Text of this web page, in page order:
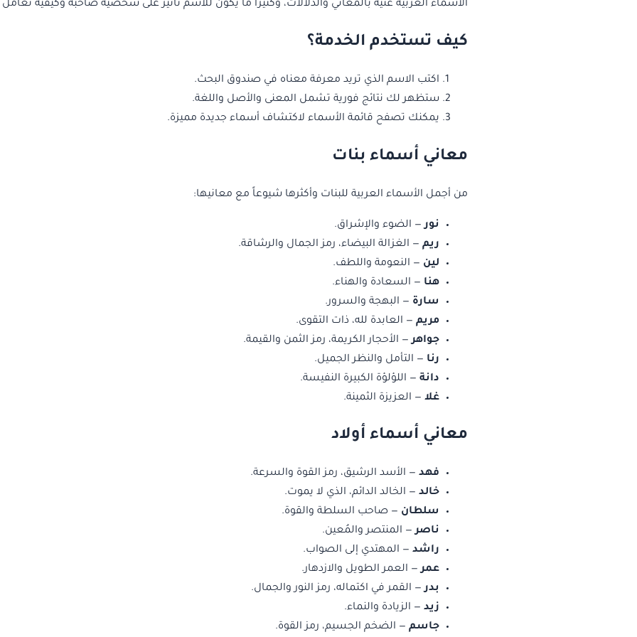
الأسماء العربية غنية بالمعاني والدلالات، وكثيراً ما يكون للاسم تأثير على شخصية صاحبه وكيفية
كيف تستخدم الخدمة؟
اكتب الاسم الذي تريد معرفة معناه في صندوق البحث.
ستظهر لك نتائج فورية تشمل المعنى والأصل واللغة.
يمكنك تصفح قائمة الأسماء لاكتشاف أسماء جديدة مميزة.
معاني أسماء بنات
من أجمل الأسماء العربية للبنات وأكثرها شيوعاً مع معانيها:
نور— الضوء والإشراق.
ريم — الغزالة البيضاء، رمز الجمال والرشاقة.
لين — النعومة واللطف.
هنا — السعادة والهناء.
سارة — البهجة والسرور.
مريم — العابدة لله، ذات التقوى.
جواهر— الأحجار الكريمة، رمز الثمن والقيمة.
رنا — التأمل والنظر الجميل.
دانة — اللؤلؤة الكبيرة النفيسة.
غلا — العزيزة الثمينة.
معاني أسماء أولاد
فهد — الأسد الرشيق، رمز القوة والسرعة.
خالد — الخالد الدائم، الذي لا يموت.
سلطان — صاحب السلطة والقوة.
ناصر— المنتصر والمُعين.
راشد — المهتدي إلى الصواب.
عمر— العمر الطويل والازدهار.
بدر— القمر في اكتماله، رمز النور والجمال.
زيد — الزيادة والنماء.
جاسم — الضخم الجسيم، رمز القوة.